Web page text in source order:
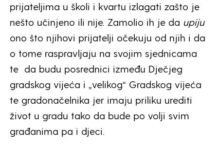
prijateljima u školi i kvartu izlagati zašto je
nešto učinjeno ili nije. Zamolio ih je da upiju
ono što njihovi prijatelji očekuju od njih i da
o tome raspravljaju na svojim sjednicama
te da budu posrednici između Dječjeg
gradskog vijeća i „velikog“ Gradskog vijeća
te gradonačelnika jer imaju priliku urediti
život u gradu tako da bude po volji svim
građanima pa i djeci.